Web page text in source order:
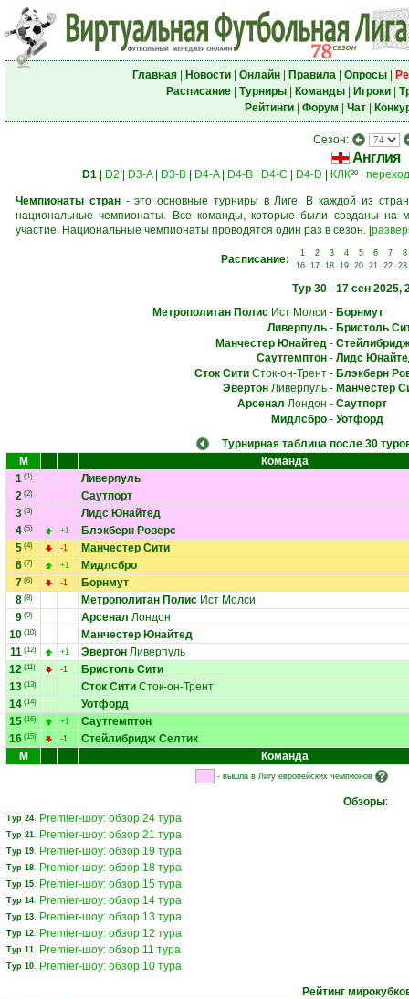
Главная| Новости| Онлайн| Правила| Опросы|
Расписание| Турниры| Команды| Игроки|
Рейтинги| Форум Чат|
Сезон:
Англия
D1| D2 D3-A| D3-B| D4-A| D4-B| D4-C D4-D КЛК20|
Чемпионаты стран- это основные турниры в Лиге. В каждой из
национальные чемпионаты. Все команды, которые были созданы на
участие. Национальные чемпионаты проводятся один раз в сезон. [
Расписание: 1 2 3 4 5 6 7
8
16
17 18 19 20 21 22 23
Тур 30- 17 сен 2025,
Метрополитан ПолисИст Молси - Борнмут
Ливерпуль- Бристоль
Манчестер Юнайтед-
Саутгемптон- Лидс
Сток СитиСток-он-Трент- Блэкберн
ЭвертонЛиверпуль- Манчестер
Арсенал Лондон - Саутпорт
Мидлсбро- Уотфорд
Турнирная таблица после 30
М
Команда
1 (1)
Ливерпуль
2 (2)
Саутпорт
3 (3)
Лидс Юнайтед
4 (5) +1
Блэкберн Роверс
5 (4) -1
Манчестер Сити
6 (7) +1
Мидлсбро
7 (6) -1
Борнмут
8 (8) Метрополитан Полис Ист Молси
9 (9) Арсенал Лондон
10 (10)
Манчестер Юнайтед
11 (12) +1 Эвертон Ливерпуль
12 (11) -1
Бристоль Сити
13 (13) Сток Сити Сток-он-Трент
14 (14)
Уотфорд
15 (16) +1
Саутгемптон
16 (15) -1
Стейлибридж Селтик
М
Команда
- вышла в Лигу европейских чемпионов
Обзоры:
Тур 24. Premier-шоу: обзор 24 тура
Тур 21. Premier-шоу: обзор 21 тура
Тур 19. Premier-шоу: обзор 19 тура
Тур 18. Premier-шоу: обзор 18 тура
Тур 15. Premier-шоу: обзор 15 тура
Тур 14. Premier-шоу: обзор 14 тура
Тур 13. Premier-шоу: обзор 13 тура
Тур 12. Premier-шоу: обзор 12 тура
Тур 11. Premier-шоу: обзор 11 тура
Тур 10. Premier-шоу: обзор 10 тура
Рейтинг